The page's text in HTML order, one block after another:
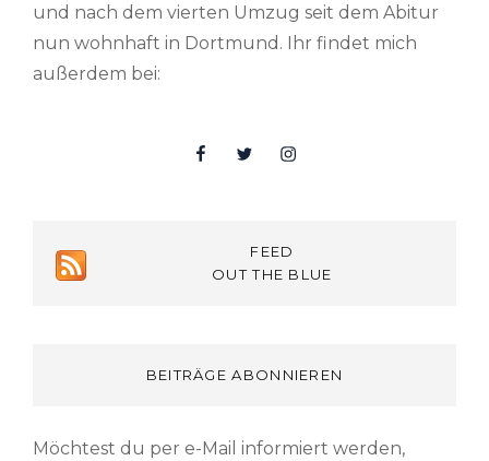
und nach dem vierten Umzug seit dem Abitur
nun wohnhaft in Dortmund. Ihr findet mich
außerdem bei:
FacebookTwitterInsta
FEED
OUT THE BLUE
BEITRÄGE ABONNIEREN
Möchtest du per e-Mail informiert werden,